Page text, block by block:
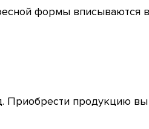
формы
Приобрести продукцию